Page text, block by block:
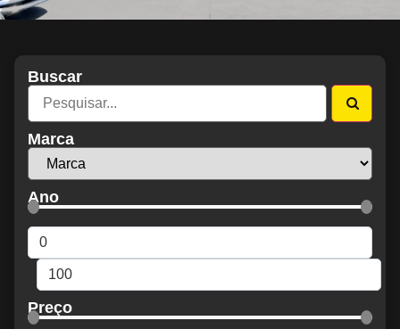
Buscar
Marca
Ano
Preço